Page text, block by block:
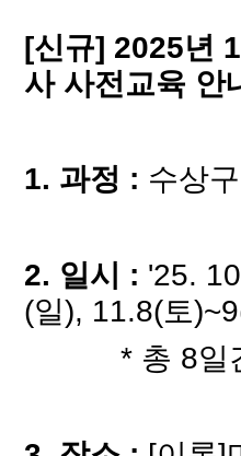
[신규] 2025년
사 사전교육 안
1. 과정 : 수상
2. 일시 : '25.
(일), 11.8(토
* 총 8일